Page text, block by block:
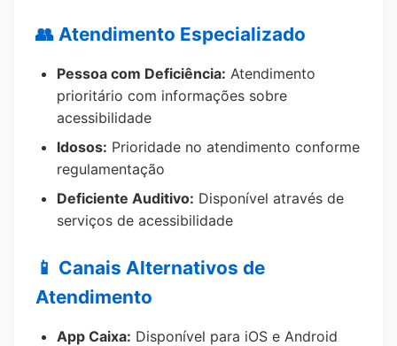
👥 Atendimento Especializado
Pessoa com Deficiência: Atendimento
prioritário com informações sobre
acessibilidade
Idosos: Prioridade no atendimento conforme
regulamentação
Deficiente Auditivo: Disponível através de
serviços de acessibilidade
📱 Canais Alternativos de
Atendimento
App Caixa: Disponível para iOS e Android